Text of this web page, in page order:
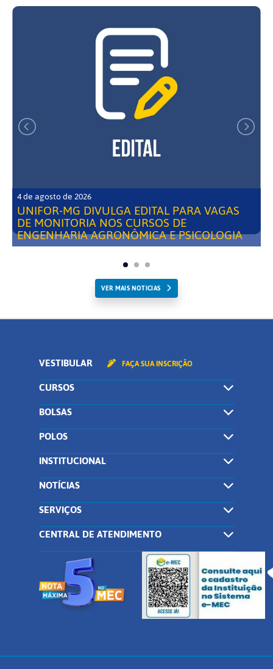
4 de agosto de 2026
UNIFOR-MG DIVULGA EDITAL PARA VAGAS
DE MONITORIA NOS CURSOS DE
ENGENHARIA AGRONÔMICA E PSICOLOGIA
VER MAIS NOTICIAS
VESTIBULAR FAÇA SUA INSCRIÇÃO
CURSOS
BOLSAS
POLOS
INSTITUCIONAL
NOTÍCIAS
SERVIÇOS
CENTRAL DE ATENDIMENTO